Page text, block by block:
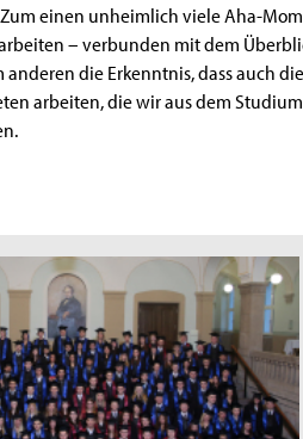
einen unheimlich viele Aha-
– verbunden mit dem
anderen die Erkenntnis, dass auch
arbeiten, die wir aus dem